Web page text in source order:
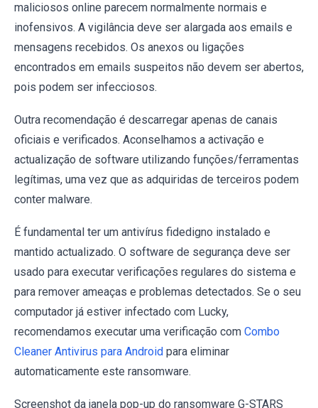
maliciosos online parecem normalmente normais e
inofensivos. A vigilância deve ser alargada aos emails e
mensagens recebidos. Os anexos ou ligações
encontrados em emails suspeitos não devem ser abertos,
pois podem ser infecciosos.
Outra recomendação é descarregar apenas de canais
oficiais e verificados. Aconselhamos a activação e
actualização de software utilizando funções/ferramentas
legítimas, uma vez que as adquiridas de terceiros podem
conter malware.
É fundamental ter um antivírus fidedigno instalado e
mantido actualizado. O software de segurança deve ser
usado para executar verificações regulares do sistema e
para remover ameaças e problemas detectados. Se o seu
computador já estiver infectado com Lucky,
recomendamos executar uma verificação com Combo
Cleaner Antivirus para Android para eliminar
automaticamente este ransomware.
Screenshot da janela pop-up do ransomware G-STARS